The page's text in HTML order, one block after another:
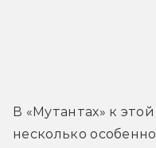
В «Мутантах» к
несколько